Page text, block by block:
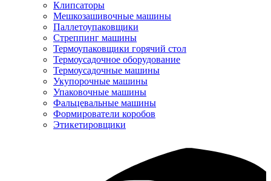
Клипсаторы
Мешкозашивочные машины
Паллетоупаковщики
Стреппинг машины
Термоупаковщики горячий стол
Термоусадочное оборудование
Термоусадочные машины
Укупорочные машины
Упаковочные машины
Фальцевальные машины
Формирователи коробов
Этикетировщики